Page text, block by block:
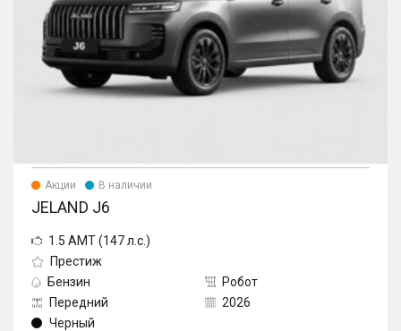
Акции В наличии
JELAND J6
1.5 AMT (147 л.с.)
Престиж
Бензин
Робот
Передний
2026
Черный